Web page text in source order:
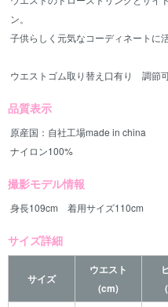
ン。
子供らしく元気なコーディネートに
ウエストゴム取り替え口有り 調節
品質表示
原産国：自社工場made in china
ナイロン100%
撮影モデル情報
身長109cm 着用サイズ110cm
サイズ詳細
サイズ
ウエスト
(cm)